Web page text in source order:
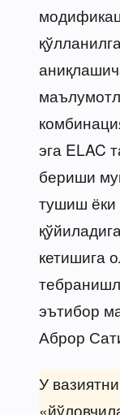
эга ELAC
бериши
тушиш ёки
кетишига
эътибор
Аброр
У